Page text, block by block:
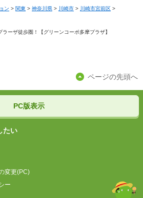
ン > 関東 > 神奈川県 > 川崎市 > 川崎市宮前区 >
ーザ徒歩圏！【グリーンコーポ多摩プラザ】
ページの先頭へ
PC版表示
たい
変更(PC)
ー